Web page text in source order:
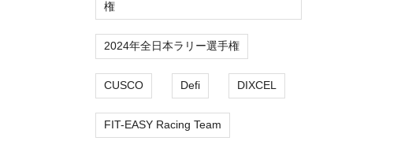
権
2024年全日本ラリー選手権
CUSCO Defi DIXCEL
FIT-EASY Racing Team